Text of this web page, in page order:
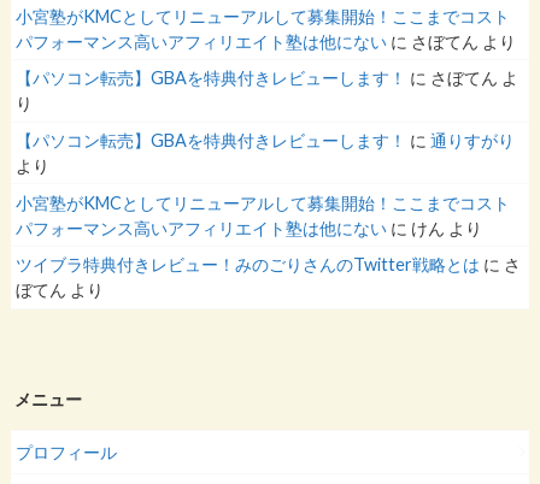
小宮塾がKMCとしてリニューアルして募集開始！ここまでコスト
パフォーマンス高いアフィリエイト塾は他にない に さぼてん より
【パソコン転売】GBAを特典付きレビューします！ に さぼてん よ
り
【パソコン転売】GBAを特典付きレビューします！ に通りすがり
より
小宮塾がKMCとしてリニューアルして募集開始！ここまでコスト
パフォーマンス高いアフィリエイト塾は他にない に けん より
ツイブラ特典付きレビュー！みのごりさんのTwitter戦略とは に さ
ぼてん より
メニュー
プロフィール